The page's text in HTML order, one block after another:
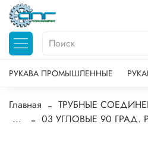
РУКАВА ПРОМЫШЛЕННЫЕ
Главная
ТРУБНЫЕ
...
03 УГЛОВЫЕ 90 ГРАД.